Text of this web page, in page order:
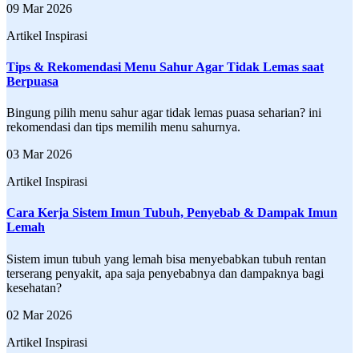
09 Mar 2026
Artikel Inspirasi
Tips & Rekomendasi Menu Sahur Agar Tidak Lemas saat
Berpuasa
Bingung pilih menu sahur agar tidak lemas puasa seharian? ini
rekomendasi dan tips memilih menu sahurnya.
03 Mar 2026
Artikel Inspirasi
Cara Kerja Sistem Imun Tubuh, Penyebab & Dampak Imun
Lemah
Sistem imun tubuh yang lemah bisa menyebabkan tubuh rentan
terserang penyakit, apa saja penyebabnya dan dampaknya bagi
kesehatan?
02 Mar 2026
Artikel Inspirasi